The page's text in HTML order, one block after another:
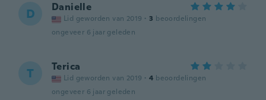
D Danielle
Lid geworden van 2019 · 3 beoordelingen
ongeveer 6 jaar geleden
T Terica
Lid geworden van 2019 · 4 beoordelingen
ongeveer 6 jaar geleden